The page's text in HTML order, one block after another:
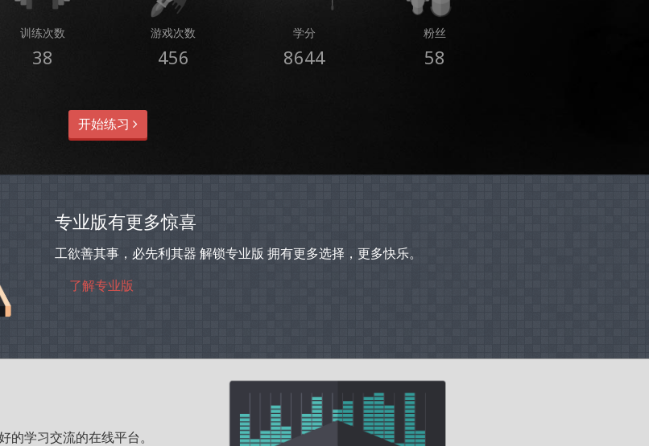
训练次数
38
游戏次数
456
学分
8644
粉丝
58
开始练习
专业版有更多惊喜
工欲善其事，必先利其器 解锁专业版 拥有更多选择，更多快乐。
了解专业版
学习交流的在线平台。